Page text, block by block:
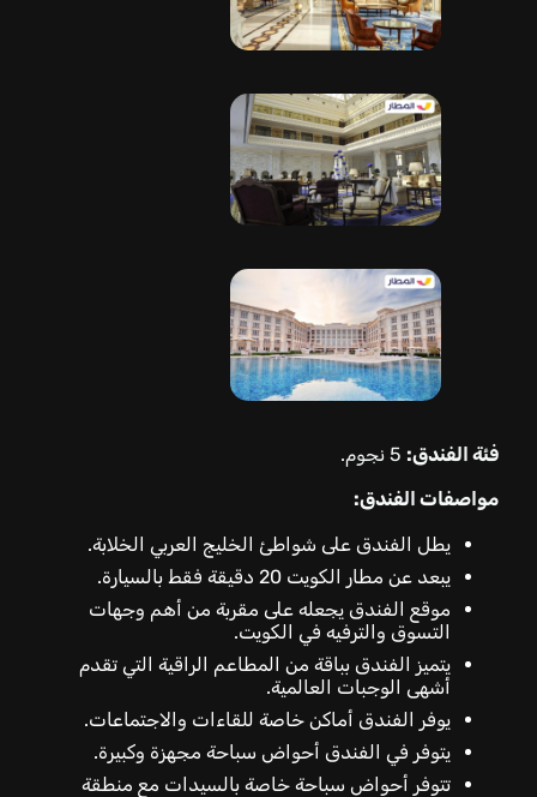
فئة الفندق:
مواصفات الفندق:
يطل الفندق على شواطئ الخليج العربي الخلابة.
يبعد عن مطار الكويت 20 دقيقة فقط بالسيارة.
موقع الفندق يجعله على مقربة من أهم وجهات
التسوق والترفيه في الكويت.
يتميز الفندق بباقة من المطاعم الراقية التي تقدم
أشهى الوجبات العالمية.
يوفر الفندق أماكن خاصة للقاءات والاجتماعات.
يتوفر في الفندق أحواض سباحة مجهزة وكبيرة.
تتوفر أحواض سباحة خاصة بالسيدات مع منطقة